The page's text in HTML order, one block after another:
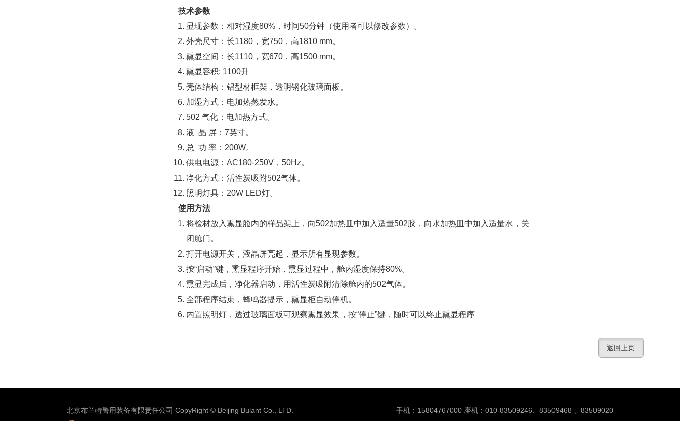
技术参数
显现参数：相对湿度80%，时间50分钟（使用者可以修改参数）。
外壳尺寸：长1180，宽750，高1810 mm。
熏显空间：长1110，宽670，高1500 mm。
熏显容积: 1100升
壳体结构：铝型材框架，透明钢化玻璃面板。
加湿方式：电加热蒸发水。
502 气化：电加热方式。
液 晶 屏：7英寸。
总 功 率：200W。
供电电源：AC180-250V，50Hz。
净化方式：活性炭吸附502气体。
照明灯具：20W LED灯。
使用方法
将检材放入熏显舱内的样品架上，向502加热皿中加入适量502胶，向水加热皿中加入适量水，关
闭舱门。
打开电源开关，液晶屏亮起，显示所有显现参数。
按“启动”键，熏显程序开始，熏显过程中，舱内湿度保持80%。
熏显完成后，净化器启动，用活性炭吸附清除舱内的502气体。
全部程序结束，蜂鸣器提示，熏显柜自动停机。
内置照明灯，透过玻璃面板可观察熏显效果，按“停止”键，随时可以终止熏显程序
返回上页
北京布兰特警用装备有限责任公司 CopyRight © Beijing Bulant Co., LTD.
手机：15804767000 座机：010-83509246、83509468 、83509020